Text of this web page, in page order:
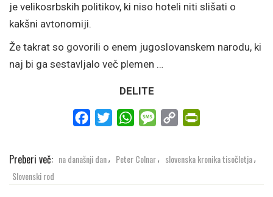
je velikosrbskih politikov, ki niso hoteli niti slišati o
kakšni avtonomiji.
Že takrat so govorili o enem jugoslovanskem narodu, ki
naj bi ga sestavljalo več plemen …
DELITE
Facebook
TwitterWhatsAppMessage
Copy
Link
Preberi več: na današnji dan, Peter Colnar, slovenska kronika tisočletja,
Slovenski rod